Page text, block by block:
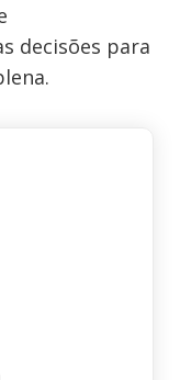
decisões para